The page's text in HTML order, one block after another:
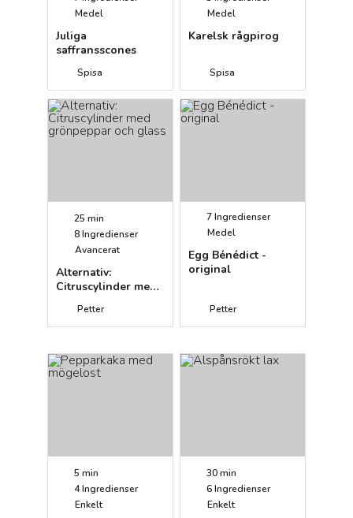
Medel
Juliga
saffransscones
Spisa
Medel
Karelsk rågpirog
Spisa
25 min
8Ingredienser
Avancerat
Alternativ:
Citruscylinder med
glassPetter
7Ingredienser
Medel
Egg Bénédict -
original
Petter
5 min
4Ingredienser
Enkelt
30 min
6Ingredienser
Enkelt